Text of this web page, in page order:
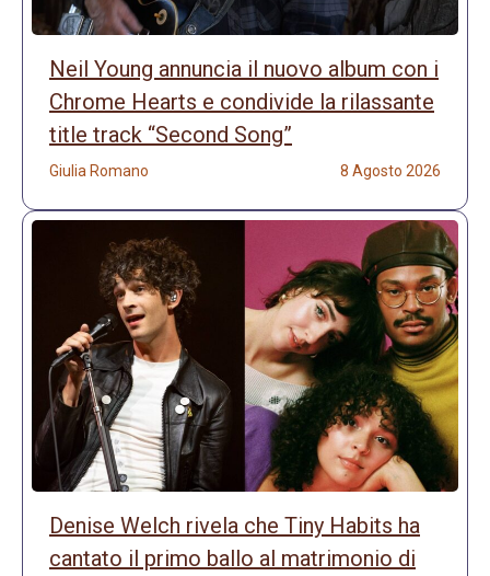
Neil Young annuncia il nuovo album con i
Chrome Hearts e condivide la rilassante
title track “Second Song”
Giulia Romano 8 Agosto 2026
Denise Welch rivela che Tiny Habits ha
cantato il primo ballo al matrimonio di